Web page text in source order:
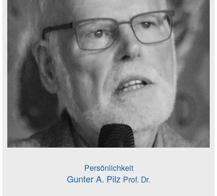
Persönlichkeit
Gunter A. Pilz Prof. Dr.